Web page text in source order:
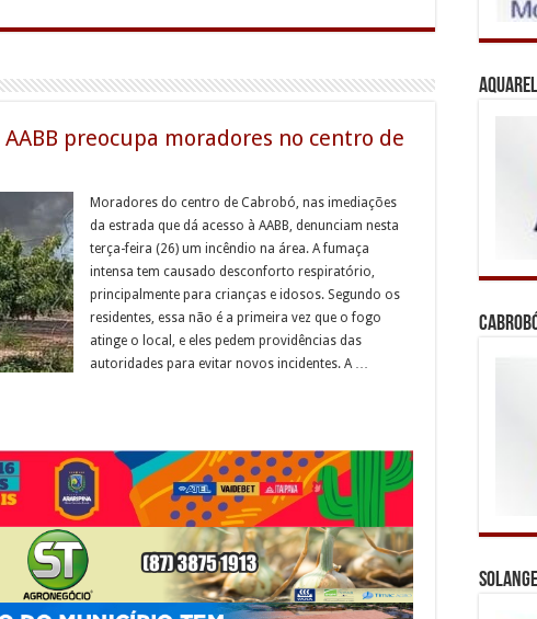
preocupa moradores no centro de
Moradores do centro de Cabrobó, nas imediações
da estrada que dá acesso à AABB, denunciam nesta
terça-feira (26) um incêndio na área. A fumaça
intensa tem causado desconforto respiratório,
principalmente para crianças e idosos. Segundo os
residentes, essa não é a primeira vez que o fogo
atinge o local, e eles pedem providências das
autoridades para evitar novos incidentes. A …